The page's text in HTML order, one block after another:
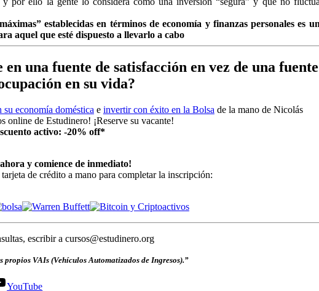
establecidas en términos de economía y finanzas personales es un
aquel que esté dispuesto a llevarlo a cabo
una fuente de satisfacción en vez de una fuente
en su vida?
su economía doméstica e invertir con éxito en la Bolsa de la mano de Nicolás
online de Estudinero! ¡Reserve su vacante!
activo: -20% off*
ahora y comience de inmediato!
de crédito a mano para completar la inscripción:
escribir a cursos@estudinero.org
propios VAIs (Vehículos Automatizados de Ingresos).”
YouTube